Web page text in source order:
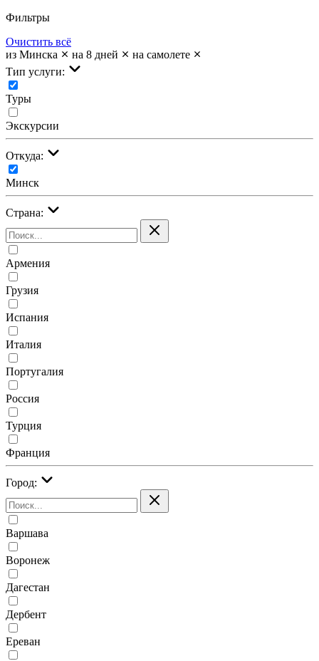
Фильтры
Очистить всё
из Минска
на 8 дней
на самолете
Тип услуги:
Туры
Экскурсии
Откуда:
Минск
Страна:
Армения
Грузия
Испания
Италия
Португалия
Россия
Турция
Франция
Город:
Варшава
Воронеж
Дагестан
Дербент
Ереван